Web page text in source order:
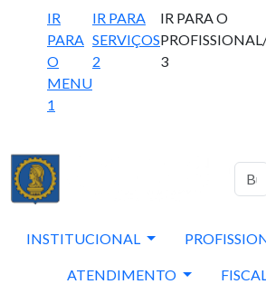
IR
PARA
O
MENU
1
IR PARA
SERVIÇOS
2
IR PARA O
3
INSTITUCIONAL
ATENDIMENTO